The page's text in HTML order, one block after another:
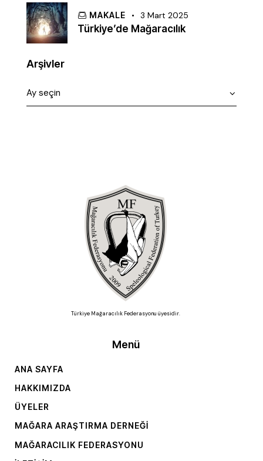
MAKALE 3 Mart 2025
Türkiye’de Mağaracılık
Arşivler
Türkiye Mağaracılık Federasyonu üyesidir.
Menü
ANA SAYFA
HAKKIMIZDA
ÜYELER
MAĞARA ARAŞTIRMA DERNEĞI
MAĞARACILIK FEDERASYONU